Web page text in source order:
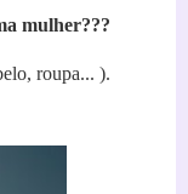
mulher???
roupa... ).